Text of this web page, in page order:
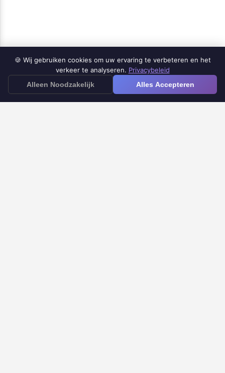
Products
Google Forms iOS App
Google Forms to Doc
🍪 Wij gebruiken cookies om uw ervaring te verbeteren en het
verkeer te analyseren. Privacybeleid
Alleen Noodzakelijk
Alles Accepteren